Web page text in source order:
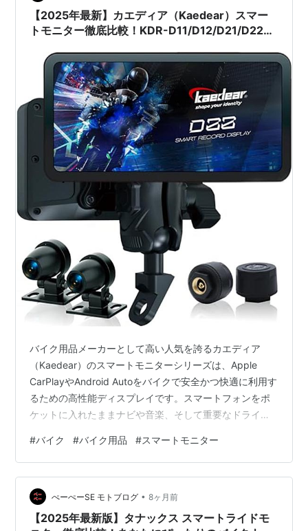
【2025年最新】カエディア（Kaedear）スマー
トモニター徹底比較！KDR-D11/D12/D21/D22の
バイク用品メーカーとして高い人気を誇るカエディア
（Kaedear）のスマートモニターシリーズは、Apple
CarPlayやAndroid Autoをバイクで安全かつ快適に利用す
るための高性能ディスプレイです。スマートフォンをポ
ケットに入れたままナビや音楽、そして重要なドライブ
す。 本記事では、カエディアの主要なスマートモニター
「KDR-D11」「KDR-D12」「KDR-D21」「KDR-D22」
の具体的な機能や違い、そして実際のユーザーからの口
コミを詳しく解説し、あなたにぴったりの一台を見つけ
るお手伝いをします。
#バイク #バイク用品 #スマートモニター
ぺーぺーSE モトブログ • 8ヶ月前
【2025年最新版】タナックス スマートライドモ